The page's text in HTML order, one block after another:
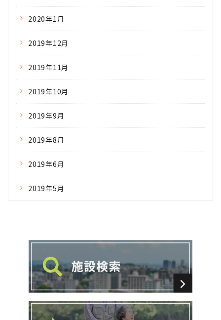
2020年1月
2019年12月
2019年11月
2019年10月
2019年9月
2019年8月
2019年6月
2019年5月